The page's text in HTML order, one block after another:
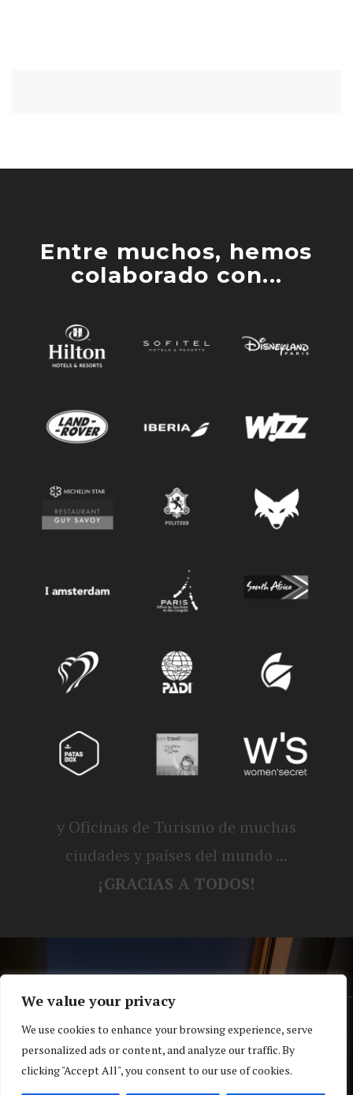
We value your privacy
We use cookies to enhance your browsing experience, serve
personalized ads or content, and analyze our traffic. By
clicking "Accept All", you consent to our use of cookies.
Entre muchos, hemos
colaborado con...
y Oficinas de Turismo de muchas
ciudades y países del mundo ...
¡GRACIAS A TODOS!
® Blog personal de Alex, Nerea, Turbo y
Koko |Política de privacidad y cookies